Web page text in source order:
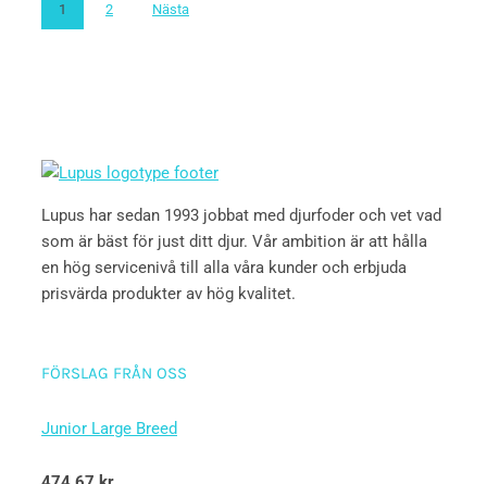
1 2 Nästa
Lupus har sedan 1993 jobbat med djurfoder och vet vad
som är bäst för just ditt djur. Vår ambition är att hålla
en hög servicenivå till alla våra kunder och erbjuda
prisvärda produkter av hög kvalitet.
FÖRSLAG FRÅN OSS
Junior Large Breed
Betygsatt